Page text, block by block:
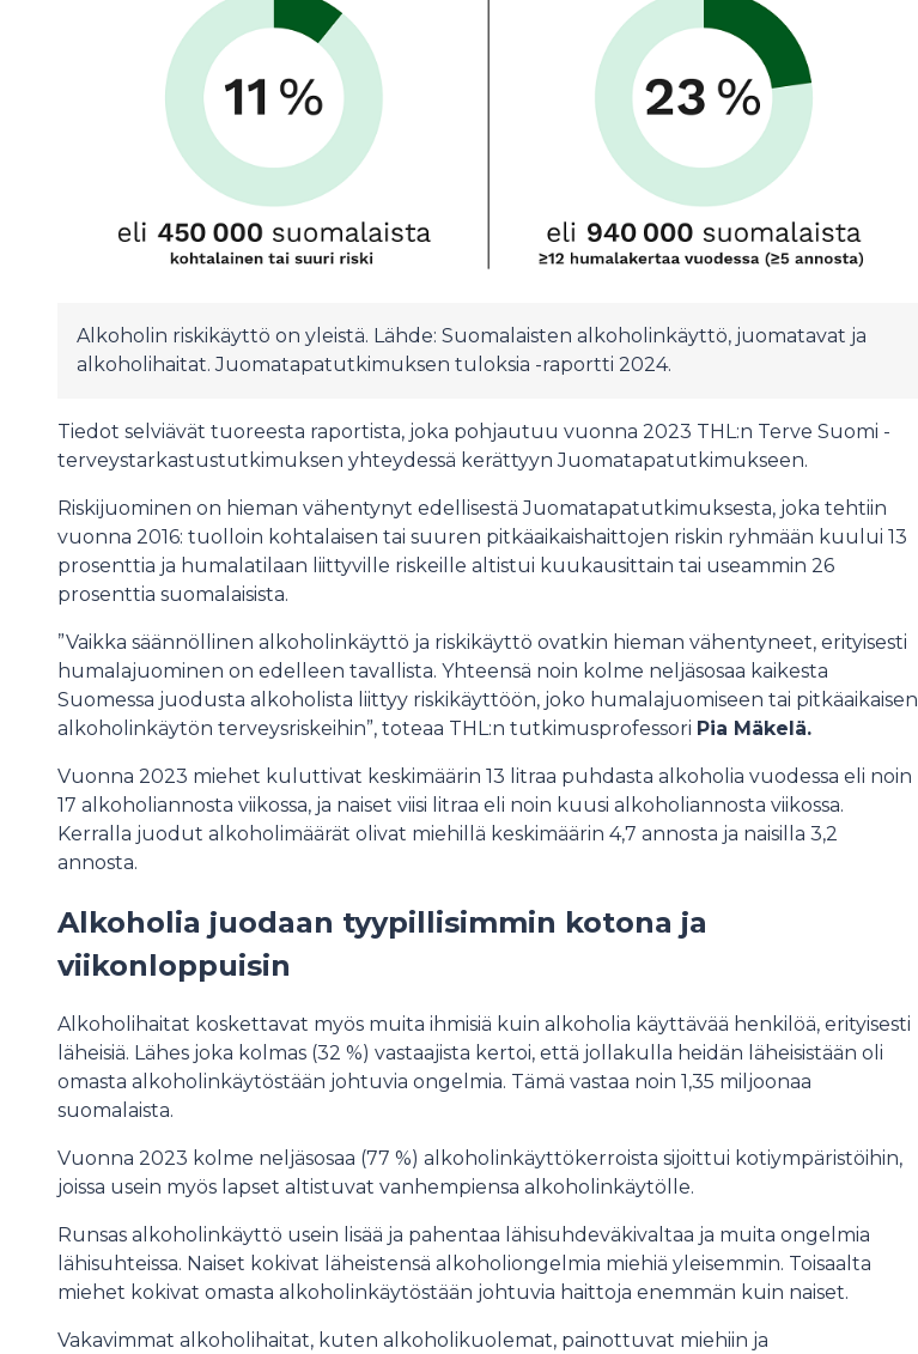
Alkoholin riskikäyttö on yleistä. Lähde: Suomalaisten alkoholinkäyttö, juomatavat ja
alkoholihaitat. Juomatapatutkimuksen tuloksia -raportti 2024.
Tiedot selviävät tuoreesta raportista, joka pohjautuu vuonna 2023 THL:n Terve Suomi -
terveystarkastustutkimuksen yhteydessä kerättyyn Juomatapatutkimukseen.
Riskijuominen on hieman vähentynyt edellisestä Juomatapatutkimuksesta, joka tehtiin
vuonna 2016: tuolloin kohtalaisen tai suuren pitkäaikaishaittojen riskin ryhmään kuului 13
prosenttia ja humalatilaan liittyville riskeille altistui kuukausittain tai useammin 26
prosenttia suomalaisista.
”Vaikka säännöllinen alkoholinkäyttö ja riskikäyttö ovatkin hieman vähentyneet, erityisesti
humalajuominen on edelleen tavallista. Yhteensä noin kolme neljäsosaa kaikesta
Suomessa juodusta alkoholista liittyy riskikäyttöön, joko humalajuomiseen tai pitkäaikaisen
alkoholinkäytön terveysriskeihin”, toteaa THL:n tutkimusprofessori Pia Mäkelä.
Vuonna 2023 miehet kuluttivat keskimäärin 13 litraa puhdasta alkoholia vuodessa eli noin
17 alkoholiannosta viikossa, ja naiset viisi litraa eli noin kuusi alkoholiannosta viikossa.
Kerralla juodut alkoholimäärät olivat miehillä keskimäärin 4,7 annosta ja naisilla 3,2
annosta.
Alkoholia juodaan tyypillisimmin kotona ja
viikonloppuisin
Alkoholihaitat koskettavat myös muita ihmisiä kuin alkoholia käyttävää henkilöä, erityisesti
läheisiä. Lähes joka kolmas (32 %) vastaajista kertoi, että jollakulla heidän läheisistään oli
omasta alkoholinkäytöstään johtuvia ongelmia. Tämä vastaa noin 1,35 miljoonaa
suomalaista.
Vuonna 2023 kolme neljäsosaa (77 %) alkoholinkäyttökerroista sijoittui kotiympäristöihin,
joissa usein myös lapset altistuvat vanhempiensa alkoholinkäytölle.
Runsas alkoholinkäyttö usein lisää ja pahentaa lähisuhdeväkivaltaa ja muita ongelmia
lähisuhteissa. Naiset kokivat läheistensä alkoholiongelmia miehiä yleisemmin. Toisaalta
miehet kokivat omasta alkoholinkäytöstään johtuvia haittoja enemmän kuin naiset.
Vakavimmat alkoholihaitat, kuten alkoholikuolemat, painottuvat miehiin ja